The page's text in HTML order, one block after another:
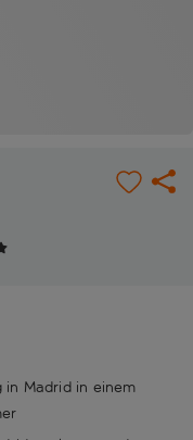
in Madrid in einem